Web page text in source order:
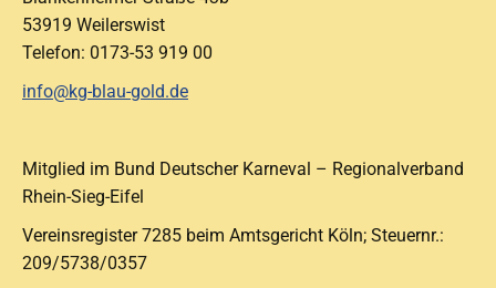
53919 Weilerswist
Telefon: 0173-53 919 00
info@kg-blau-gold.de
Mitglied im Bund Deutscher Karneval – Regionalverband
Rhein-Sieg-Eifel
Vereinsregister 7285 beim Amtsgericht Köln; Steuernr.:
209/5738/0357